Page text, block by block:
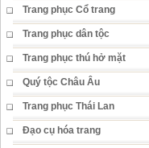
Trang phục Cổ trang
Trang phục dân tộc
Trang phục thú hở mặt
Quý tộc Châu Âu
Trang phục Thái Lan
Đạo cụ hóa trang